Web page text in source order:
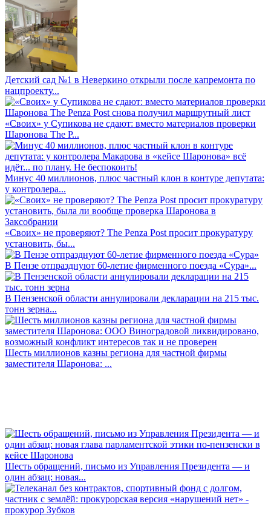
Детский сад №1 в Неверкино открыли после капремонта по
нацпроекту...
«Своих» у Супикова не сдают: вместо материалов проверки
Шаронова The P...
Минус 40 миллионов, плюс частный клон в контуре депутата:
у контролера...
«Своих» не проверяют? The Penza Post просит прокуратуру
установить, бы...
В Пензе отпразднуют 60-летие фирменного поезда «Сура»...
В Пензенской области аннулировали декларации на 215 тыс.
тонн зерна...
Шесть миллионов казны региона для частной фирмы
заместителя Шаронова: ...
Шесть обращений, письмо из Управления Президента — и
один абзац: новая...